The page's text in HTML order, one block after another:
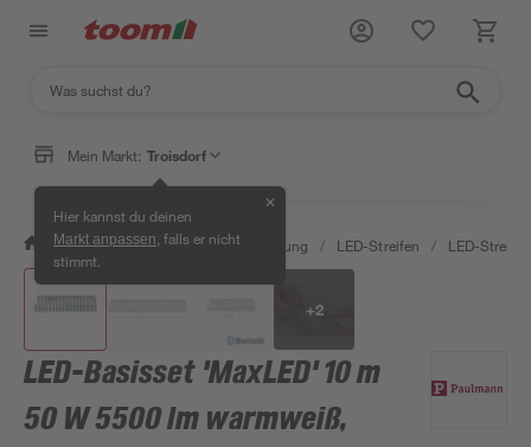
Mein Markt: Troisdorf
Hier kannst du deinen
Markt anpassen , falls er nicht
stimmt.
✕
/ Wohnen & Haushalt / Beleuchtung / LED-Streifen / LED-
+2
LED-Basisset 'MaxLED' 10 m
50 W 5500 lm warmweiß,